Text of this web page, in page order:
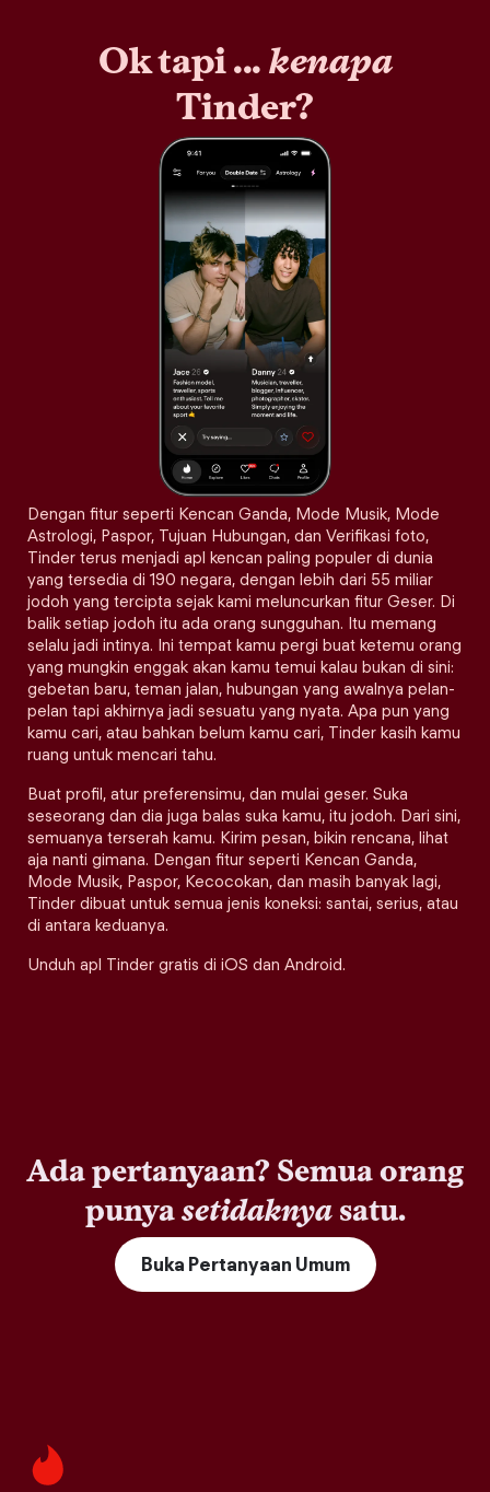
Ok tapi ...kenapa
Tinder?
Dengan fitur seperti Kencan Ganda, Mode Musik, Mode
Astrologi, Paspor, Tujuan Hubungan, dan Verifikasi foto,
Tinder terus menjadi apl kencan paling populer di dunia
yang tersedia di 190 negara, dengan lebih dari 55 miliar
jodoh yang tercipta sejak kami meluncurkan fitur Geser. Di
balik setiap jodoh itu ada orang sungguhan. Itu memang
selalu jadi intinya. Ini tempat kamu pergi buat ketemu orang
yang mungkin enggak akan kamu temui kalau bukan di sini:
gebetan baru, teman jalan, hubungan yang awalnya pelan-
pelan tapi akhirnya jadi sesuatu yang nyata. Apa pun yang
kamu cari, atau bahkan belum kamu cari, Tinder kasih kamu
ruang untuk mencari tahu.
Buat profil, atur preferensimu, dan mulai geser. Suka
seseorang dan dia juga balas suka kamu, itu jodoh. Dari sini,
semuanya terserah kamu. Kirim pesan, bikin rencana, lihat
aja nanti gimana. Dengan fitur seperti Kencan Ganda,
Mode Musik, Paspor, Kecocokan, dan masih banyak lagi,
Tinder dibuat untuk semua jenis koneksi: santai, serius, atau
di antara keduanya.
Unduh apl Tinder gratis di iOS dan Android.
Ada pertanyaan? Semua orang
punyasetidaknyasatu.
Buka Pertanyaan Umum